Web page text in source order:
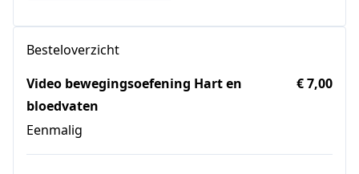
Besteloverzicht
Video bewegingsoefening Hart en
bloedvaten
Eenmalig
€ 7,00